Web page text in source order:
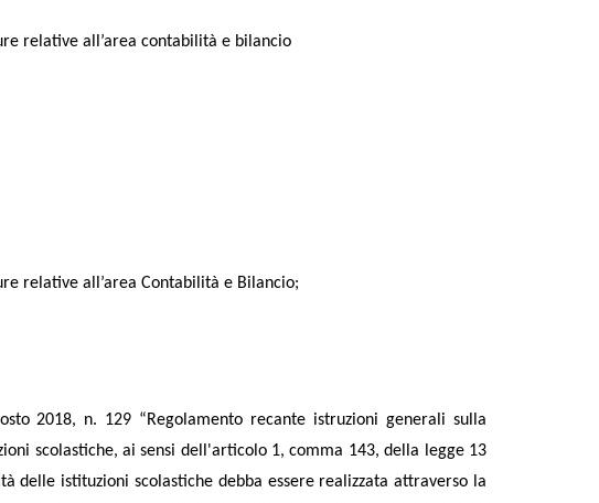
relative all’area contabilità e bilancio
relative all’area Contabilità e Bilancio;
2018, n. 129 “Regolamento recante istruzioni generali sulla
scolastiche, ai sensi dell'articolo 1, comma 143, della legge 13
delle istituzioni scolastiche debba essere realizzata attraverso la